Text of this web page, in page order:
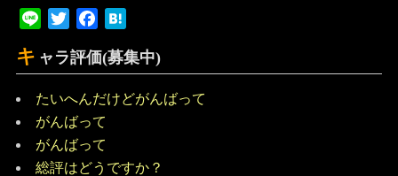
Line Twitter Facebook
キ ャラ評価(募集中)
たいへんだけどがんばって
がんばって
がんばって
総評はどうですか？